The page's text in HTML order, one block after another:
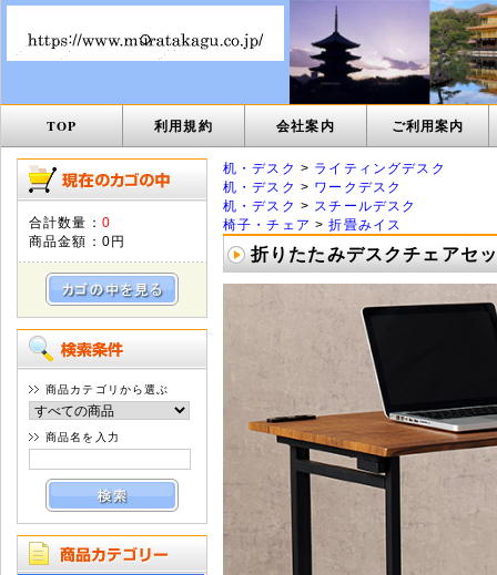
TOP 利用規約 会社案内 ご利用案内
合計数量： 0
商品金額： 0円
商品カテゴリから選ぶ
商品名を入力
机・デスク > ライティングデスク
机・デスク > ワークデスク
机・デスク > スチールデスク
椅子・チェア >折畳みイス
折りたたみデスクチェアセ